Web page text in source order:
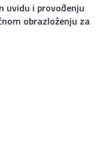
uvidu i provođenju
obrazloženju za